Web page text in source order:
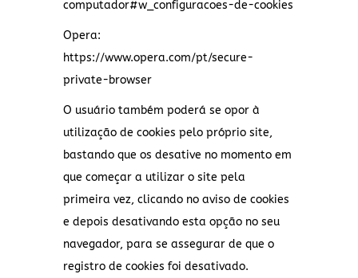
computador#w_configuracoes-de-cookies
Opera:
https://www.opera.com/pt/secure-
private-browser
O usuário também poderá se opor à
utilização de cookies pelo próprio site,
bastando que os desative no momento em
que começar a utilizar o site pela
primeira vez, clicando no aviso de cookies
e depois desativando esta opção no seu
navegador, para se assegurar de que o
registro de cookies foi desativado.